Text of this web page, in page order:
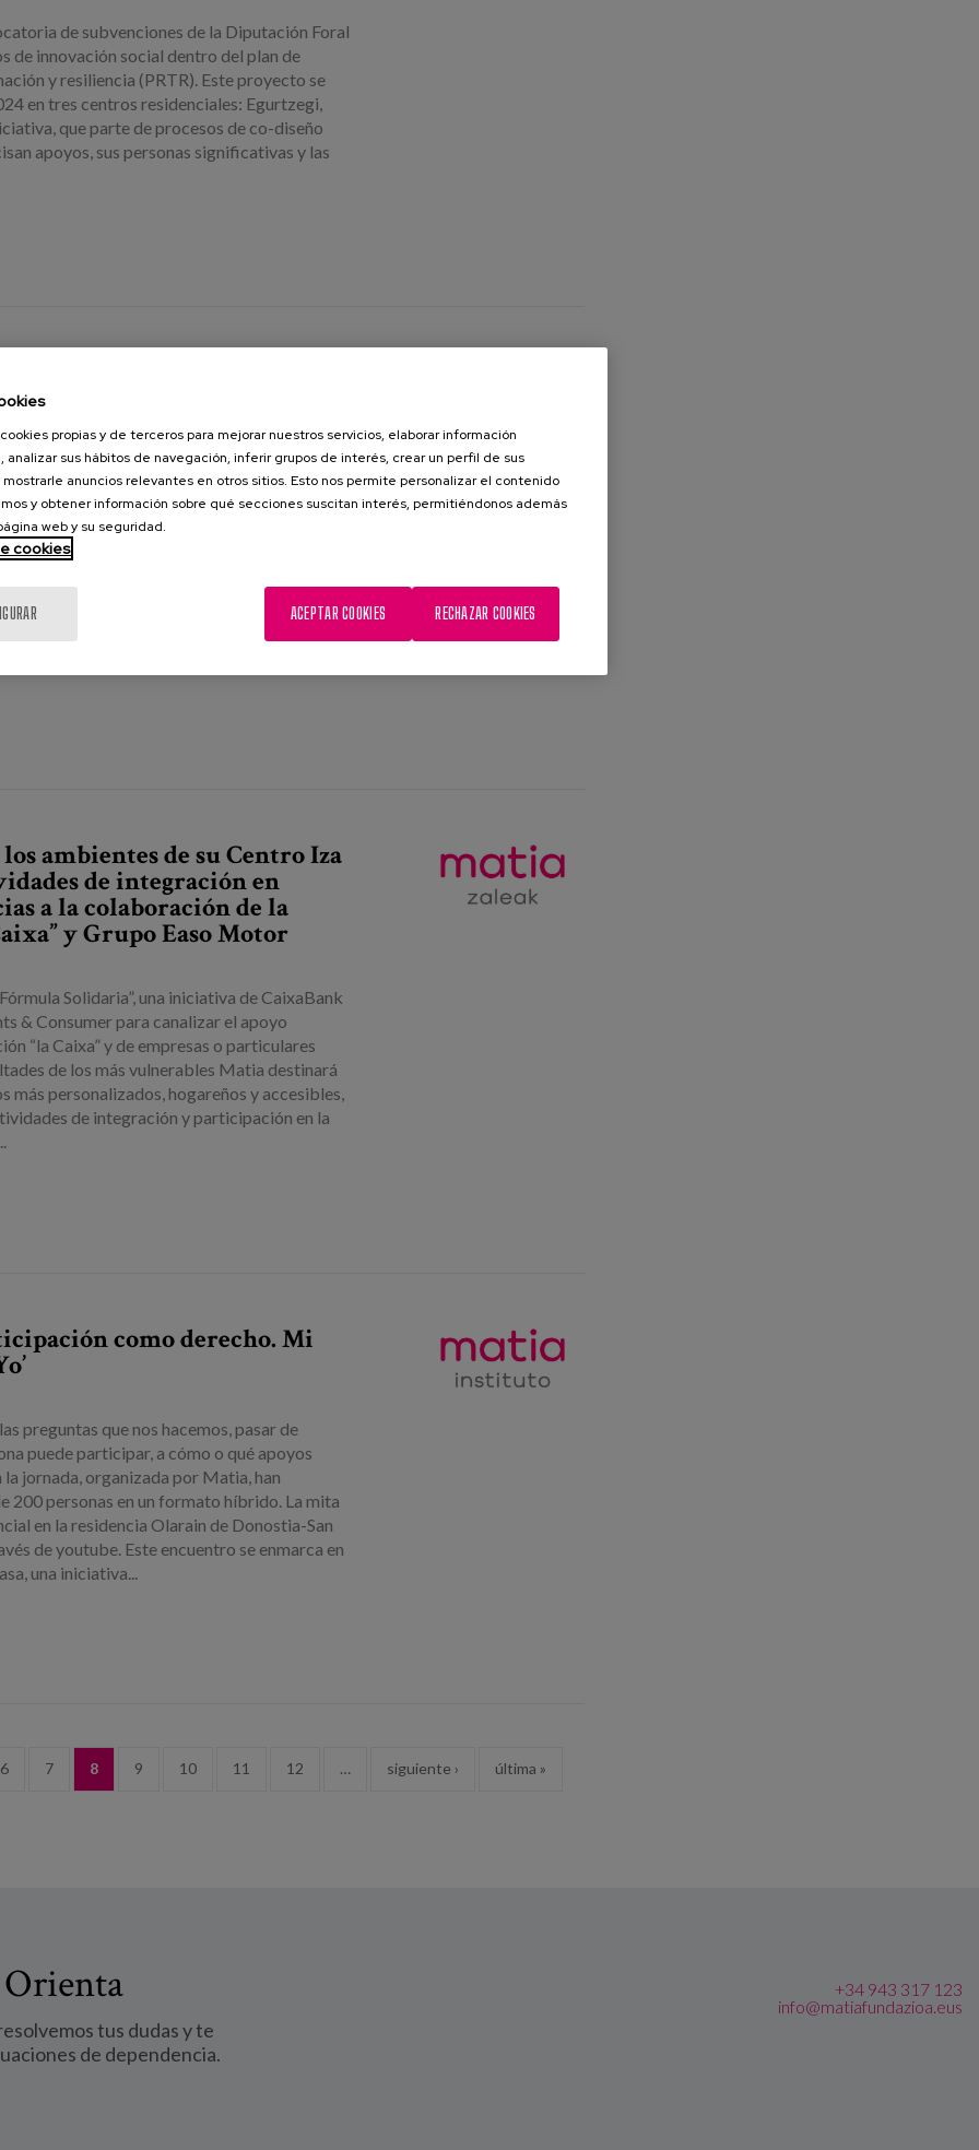
de subvenciones de la Diputación Foral
de innovación social dentro del plan de
y resiliencia (PRTR). Este proyecto se
en tres centros residenciales: Egurtzegi,
que parte de procesos de co-diseño
apoyos, sus personas significativas y las
del Hospital
para las ayudas de
COEGI y el Consejo General
Bermingham de Matia Fundazioa, Karol
presentaron ayer los dos proyectos
de 5.000€, cofinanciadas por el Colegio
y el Consejo General de Enfermería
19 de enero de 2024.- La sede del Colegio
(COEGI) acogió en la tarde de ayer
y entrega de...
ambientes de su Centro Iza
de integración en
a la colaboración de la
y Grupo Easo Motor
Solidaria”, una iniciativa de CaixaBank
& Consumer para canalizar el apoyo
“la Caixa” y de empresas o particulares
de los más vulnerables Matia destinará
más personalizados, hogareños y accesibles,
de integración y participación en la
como derecho. Mi
preguntas que nos hacemos, pasar de
puede participar, a cómo o qué apoyos
la jornada, organizada por Matia, han
200 personas en un formato híbrido. La mita
en la residencia Olarain de Donostia-San
de youtube. Este encuentro se enmarca en
una iniciativa...
6 7 8 9 10 11 12 … siguiente › última »
tus dudas y te
de dependencia.
+34 943 317 123
info@matiafundazioa.eus
propias y de terceros para mejorar nuestros servicios, elaborar información
analizar sus hábitos de navegación, inferir grupos de interés, crear un perfil de sus
anuncios relevantes en otros sitios. Esto nos permite personalizar el contenido
y obtener información sobre qué secciones suscitan interés, permitiéndonos además
web y su seguridad.
cookies
RECHAZAR COOKIES
ACEPTAR COOKIES